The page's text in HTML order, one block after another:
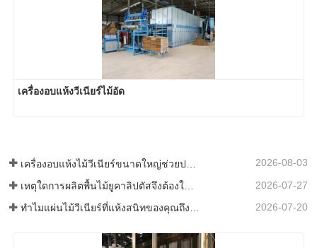
เครื่องอบแห้งวีเนียร์ไม้อัด
2026-08-03
2026-07-27
ทำไมแผ่นไม้วีเนียร์ที่แห้งสนิทของคุณถึงกลับมาเปียกอีกครั้ง? 2026-07-20